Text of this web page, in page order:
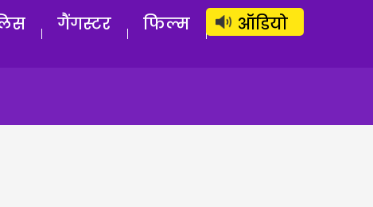
लॉग इन सब्सक्राइब करें
गैंगस्टर फिल्म ऑडियो